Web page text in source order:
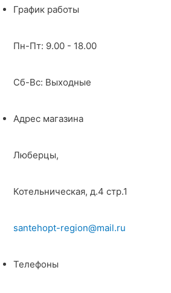
График работы
Пн-Пт: 9.00 - 18.00
Сб-Вс: Выходные
Адрес магазина
Люберцы,
Котельническая, д.4 стр.1
santehopt-region@mail.ru
Телефоны